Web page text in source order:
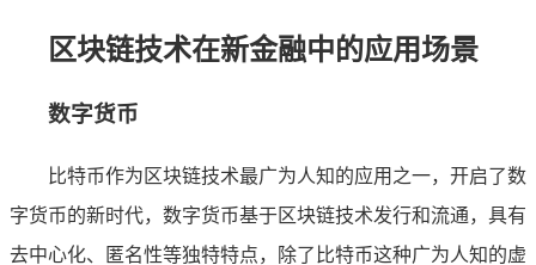
区块链技术在新金融中的应用场景
数字货币
比特币作为区块链技术最广为人知的应用之一，开启了数
字货币的新时代，数字货币基于区块链技术发行和流通，具有
去中心化、匿名性等独特特点，除了比特币这种广为人知的虚